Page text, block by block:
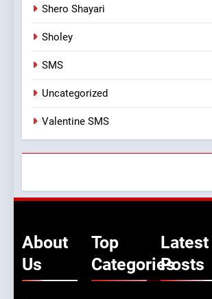
Shero Shayari
Sholey
SMS
Uncategorized
Valentine SMS
About
Us
Top
Categories
Latest
Posts